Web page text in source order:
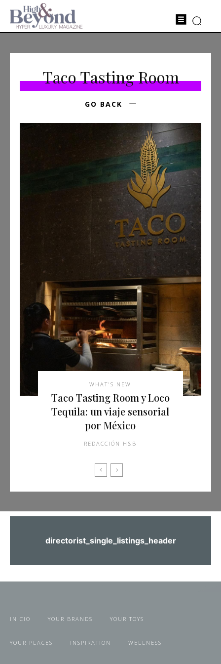
Taco Tasting Room
GO BACK
WHAT'S NEW
Taco Tasting Room y Loco
Tequila: un viaje sensorial
por México
REDACCIÓN H&B
directorist_single_listings_header
INICIO YOUR BRANDS YOUR TOYS
YOUR PLACES INSPIRATION WELLNESS